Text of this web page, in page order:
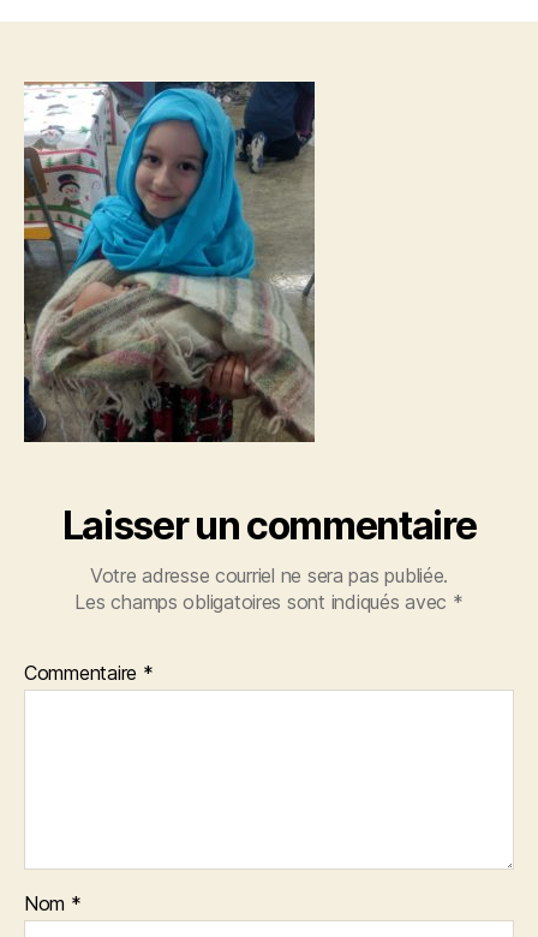
Laisser un commentaire
Votre adresse courriel ne sera pas publiée.
Les champs obligatoires sont indiqués avec *
Commentaire *
Nom *